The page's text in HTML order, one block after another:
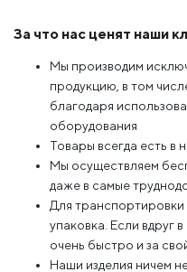
За что нас ценят наши
Мы производим
продукцию, в том
благодаря
оборудования
Товары всегда есть в
Мы осуществляем
даже в самые
Для
упаковка. Если вдруг
очень быстро и за
Наши изделия ничем